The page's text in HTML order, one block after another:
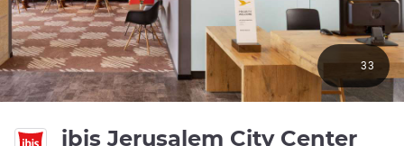
ibis Jerusalem City Center
33